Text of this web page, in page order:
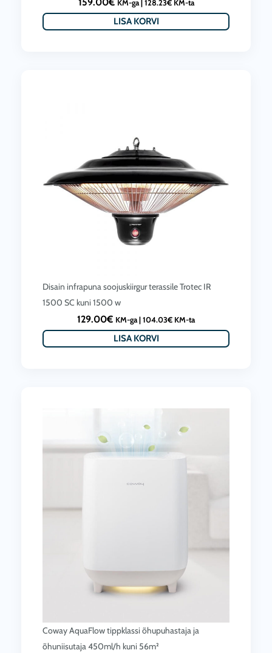
KM-ga | 128.23€KM-ta
LISA KORVI
Disain infrapuna soojuskiirgur terassile Trotec IR
1500 SC kuni 1500 w
129.00€ KM-ga | 104.03€ KM-ta
LISA KORVI
Coway AquaFlow tippklassi õhupuhastaja ja
õhuniisutaja 450ml/h kuni 56m²